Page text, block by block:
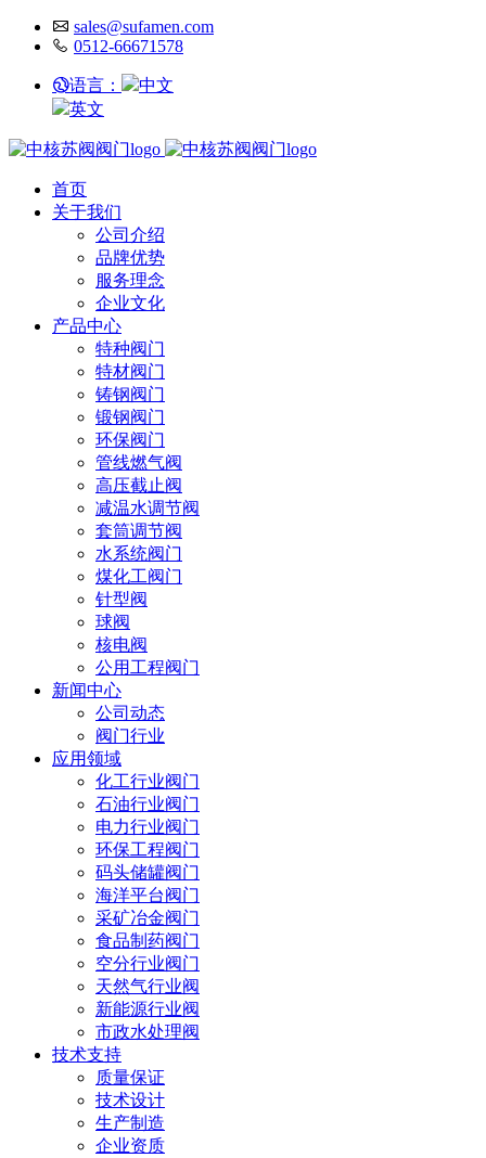
sales@sufamen.com
0512-66671578
语言：
中文
英文
首页
关于我们
公司介绍
品牌优势
服务理念
企业文化
产品中心
特种阀门
特材阀门
铸钢阀门
锻钢阀门
环保阀门
管线燃气阀
高压截止阀
减温水调节阀
套筒调节阀
水系统阀门
煤化工阀门
针型阀
球阀
核电阀
公用工程阀门
新闻中心
公司动态
阀门行业
应用领域
化工行业阀门
石油行业阀门
电力行业阀门
环保工程阀门
码头储罐阀门
海洋平台阀门
采矿冶金阀门
食品制药阀门
空分行业阀门
天然气行业阀
新能源行业阀
市政水处理阀
技术支持
质量保证
技术设计
生产制造
企业资质